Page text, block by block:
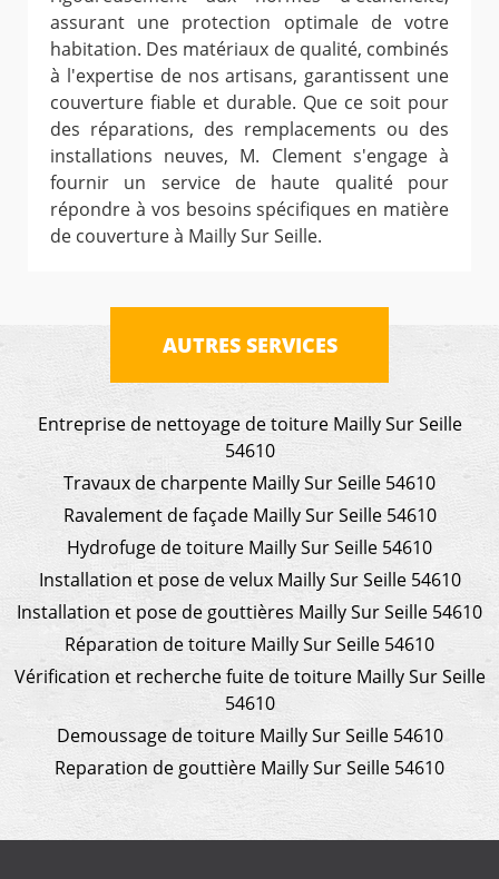
assurant une protection optimale de votre
habitation. Des matériaux de qualité, combinés
à l'expertise de nos artisans, garantissent une
couverture fiable et durable. Que ce soit pour
des réparations, des remplacements ou des
installations neuves, M. Clement s'engage à
fournir un service de haute qualité pour
répondre à vos besoins spécifiques en matière
de couverture à Mailly Sur Seille.
AUTRES SERVICES
Entreprise de nettoyage de toiture Mailly Sur Seille
54610
Travaux de charpente Mailly Sur Seille 54610
Ravalement de façade Mailly Sur Seille 54610
Hydrofuge de toiture Mailly Sur Seille 54610
Installation et pose de velux Mailly Sur Seille 54610
Installation et pose de gouttières Mailly Sur Seille 54610
Réparation de toiture Mailly Sur Seille 54610
Vérification et recherche fuite de toiture Mailly Sur Seille
54610
Demoussage de toiture Mailly Sur Seille 54610
Reparation de gouttière Mailly Sur Seille 54610